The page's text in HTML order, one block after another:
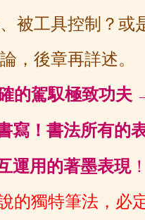
被工具控制？或
，後章再詳述。
的駕馭極致功夫
寫！ 書法所有的
運用的著墨表現！
的獨特筆法，必